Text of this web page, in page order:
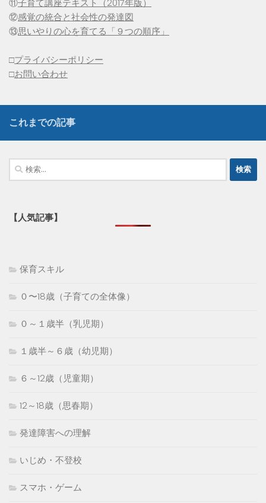
⑪子育て講座テキスト（2017年版）
⑫感覚の統合と社会性の発達図
⑬思いやりの心を育てる「９つの順序」
□プライバシーポリシー
□お問い合わせ
これまでの記事
検
索:
【人気記事】
保育スキル
０〜18歳（子育ての全体像）
０～１歳半（乳児期）
１歳半～６歳（幼児期）
６～12歳（児童期）
12～18歳（思春期）
発達障害への理解
いじめ・不登校
スマホ・ゲーム